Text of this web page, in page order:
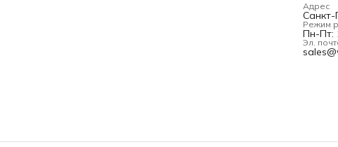
Адрес
Санкт-
Режим
Пн-Пт:
Эл.